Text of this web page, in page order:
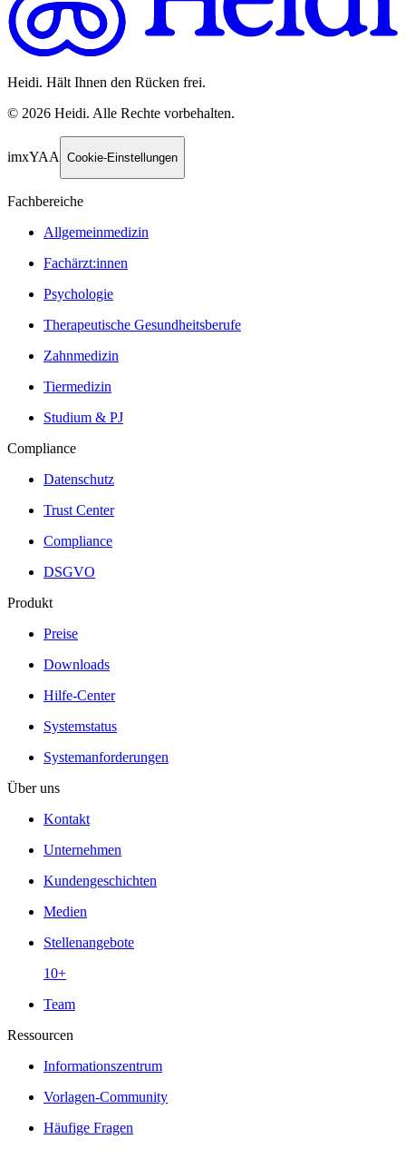
Heidi. Hält Ihnen den Rücken frei.
© 2026 Heidi. Alle Rechte vorbehalten.
imxYAA Cookie-Einstellungen
Fachbereiche
Allgemeinmedizin
Fachärzt:innen
Psychologie
Therapeutische Gesundheitsberufe
Zahnmedizin
Tiermedizin
Studium & PJ
Compliance
Datenschutz
Trust Center
Compliance
DSGVO
Produkt
Preise
Downloads
Hilfe-Center
Systemstatus
Systemanforderungen
Über uns
Kontakt
Unternehmen
Kundengeschichten
Medien
Stellenangebote
10+
Team
Ressourcen
Informationszentrum
Vorlagen-Community
Häufige Fragen